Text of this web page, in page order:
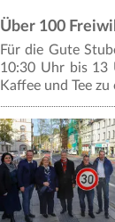
Über 100
Für die Gute
10:30 Uhr bis 13
Kaffee und Tee